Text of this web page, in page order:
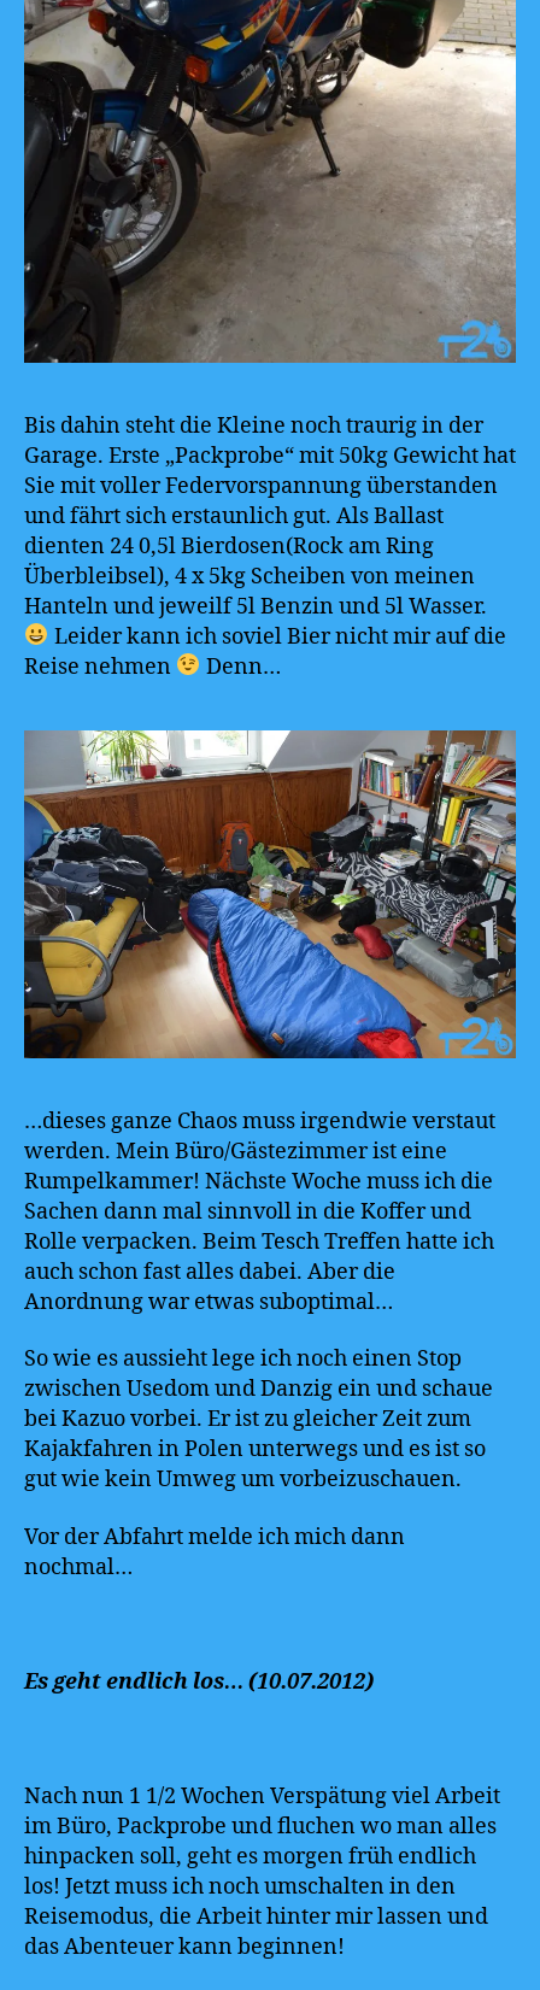
Bis dahin steht die Kleine noch traurig in der
Garage. Erste „Packprobe“ mit 50kg Gewicht hat
Sie mit voller Federvorspannung überstanden
und fährt sich erstaunlich gut. Als Ballast
dienten 24 0,5l Bierdosen(Rock am Ring
Überbleibsel), 4 x 5kg Scheiben von meinen
Hanteln und jeweilf 5l Benzin und 5l Wasser.
Leider kann ich soviel Bier nicht mir auf die
Reise nehmen
Denn…
…dieses ganze Chaos muss irgendwie verstaut
werden. Mein Büro/Gästezimmer ist eine
Rumpelkammer! Nächste Woche muss ich die
Sachen dann mal sinnvoll in die Koffer und
Rolle verpacken. Beim Tesch Treffen hatte ich
auch schon fast alles dabei. Aber die
Anordnung war etwas suboptimal…
So wie es aussieht lege ich noch einen Stop
zwischen Usedom und Danzig ein und schaue
bei Kazuo vorbei. Er ist zu gleicher Zeit zum
Kajakfahren in Polen unterwegs und es ist so
gut wie kein Umweg um vorbeizuschauen.
Vor der Abfahrt melde ich mich dann
nochmal…
Es geht endlich los… (10.07.2012)
Nach nun 1 1/2 Wochen Verspätung viel Arbeit
im Büro, Packprobe und fluchen wo man alles
hinpacken soll, geht es morgen früh endlich
los! Jetzt muss ich noch umschalten in den
Reisemodus, die Arbeit hinter mir lassen und
das Abenteuer kann beginnen!